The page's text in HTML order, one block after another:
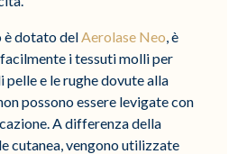
è dotato delAerolase Neo, è
i tessuti molli per
pelle e le rughe dovute alla
possono essere levigate con
A differenza della
cutanea, vengono utilizzate